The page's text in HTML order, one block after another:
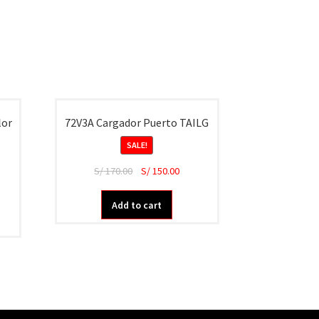
72V3A Cargador Puerto TAILG
SALE!
S/170.00 S/150.00
Add to cart